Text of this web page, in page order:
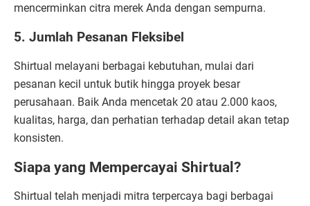
mencerminkan citra merek Anda dengan sempurna.
5. Jumlah Pesanan Fleksibel
Shirtual melayani berbagai kebutuhan, mulai dari
pesanan kecil untuk butik hingga proyek besar
perusahaan. Baik Anda mencetak 20 atau 2.000 kaos,
kualitas, harga, dan perhatian terhadap detail akan tetap
konsisten.
Siapa yang Mempercayai Shirtual?
Shirtual telah menjadi mitra terpercaya bagi berbagai